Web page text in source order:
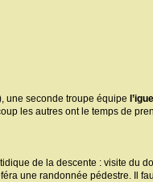
une seconde troupe équipe
les autres ont le temps de
de la descente : visite du
une randonnée pédestre. Il